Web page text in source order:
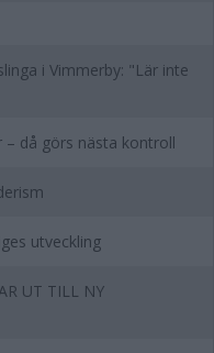
i Vimmerby: "Lär inte
– då görs nästa kontroll
utveckling
UT TILL NY